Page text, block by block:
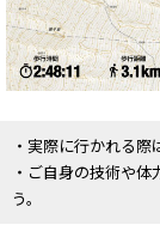
・実際に行かれる際
・ご自身の技術や
う。